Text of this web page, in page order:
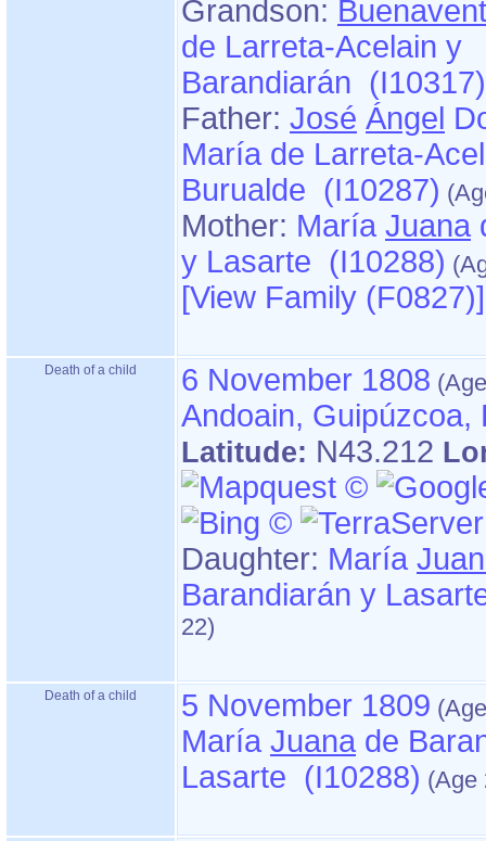
Grandson:
de Larreta-Acelain y
Barandiarán (I10317)
Father: José Ángel
María de Larreta-
Burualde (I10287)
Mother: María Juana
y Lasarte (I10288)
‎[View Family ‎(F0827)‎‎]
Death of a child
6 November 1808
Andoain, Guipúzcoa,
Latitude: N43.212
Daughter: María
Barandiarán y
Death of a child
5 November 1809
María Juana de
Lasarte (I10288)